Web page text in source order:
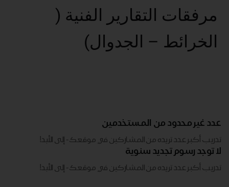
مرفقات التقارير الفنية (
الخرائط – الجدوال)
عدد غير محدود من المستخدمين
تدريب أكبر عدد تريده من المشاركين في موقعك - ​​إلى الأبد!
لا توجد رسوم تجديد سنوية
تدريب أكبر عدد تريده من المشاركين في موقعك - ​​إلى الأبد!